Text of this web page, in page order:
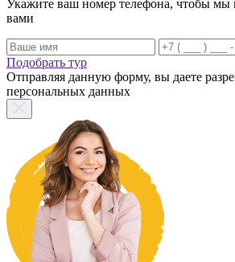
Укажите ваш номер телефона, чтобы мы
вами
Подобрать тур
Отправляя данную форму, вы даете
персональных данных